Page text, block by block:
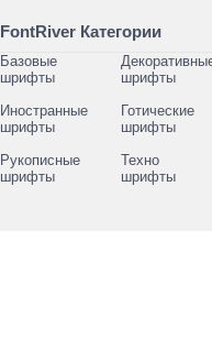
FontRiver Категории
Базовые
шрифты
шрифты
Иностранные
шрифты
Готические
шрифты
Рукописные
шрифты
Техно
шрифты